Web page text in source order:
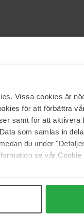
Vissa cookies är
för att förbättra
samt för att aktivera
som samlas in
du under
se vår
Soothing Mask
Volgende